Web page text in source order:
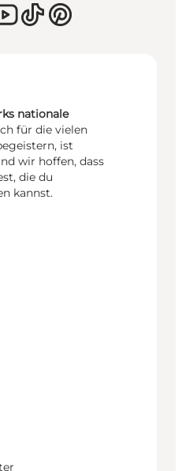
nationale
für die vielen
ist
wir hoffen, dass
die du
kannst.